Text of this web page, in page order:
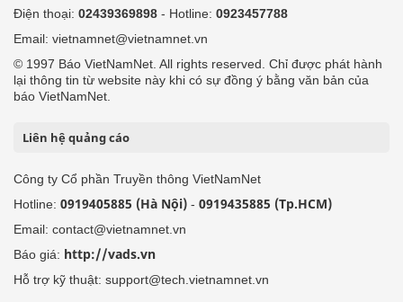
Điện thoại: 02439369898 - Hotline: 0923457788
Email: vietnamnet@vietnamnet.vn
© 1997 Báo VietNamNet. All rights reserved. Chỉ được phát hành
lại thông tin từ website này khi có sự đồng ý bằng văn bản của
báo VietNamNet.
Liên hệ quảng cáo
Công ty Cổ phần Truyền thông VietNamNet
Hotline: 0919405885 (Hà Nội) - 0919435885 (Tp.HCM)
Email: contact@vietnamnet.vn
Báo giá: http://vads.vn
Hỗ trợ kỹ thuật: support@tech.vietnamnet.vn